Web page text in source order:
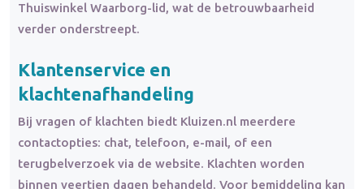
Thuiswinkel Waarborg-lid, wat de betrouwbaarheid
verder onderstreept.
Klantenservice en
klachtenafhandeling
Bij vragen of klachten biedt Kluizen.nl meerdere
contactopties: chat, telefoon, e-mail, of een
terugbelverzoek via de website. Klachten worden
binnen veertien dagen behandeld. Voor bemiddeling kan